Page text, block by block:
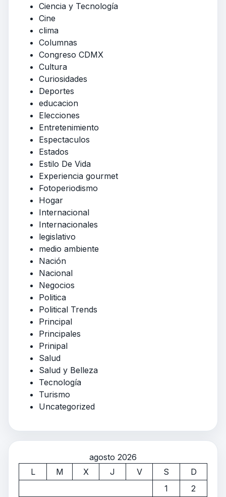
Ciencia y Tecnología
Cine
clima
Columnas
Congreso CDMX
Cultura
Curiosidades
Deportes
educacion
Elecciones
Entretenimiento
Espectaculos
Estados
Estilo De Vida
Experiencia gourmet
Fotoperiodismo
Hogar
Internacional
Internacionales
legislativo
medio ambiente
Nación
Nacional
Negocios
Politica
Political Trends
Principal
Principales
Prinipal
Salud
Salud y Belleza
Tecnología
Turismo
Uncategorized
agosto 2026
L
M X J V S
D
1
2